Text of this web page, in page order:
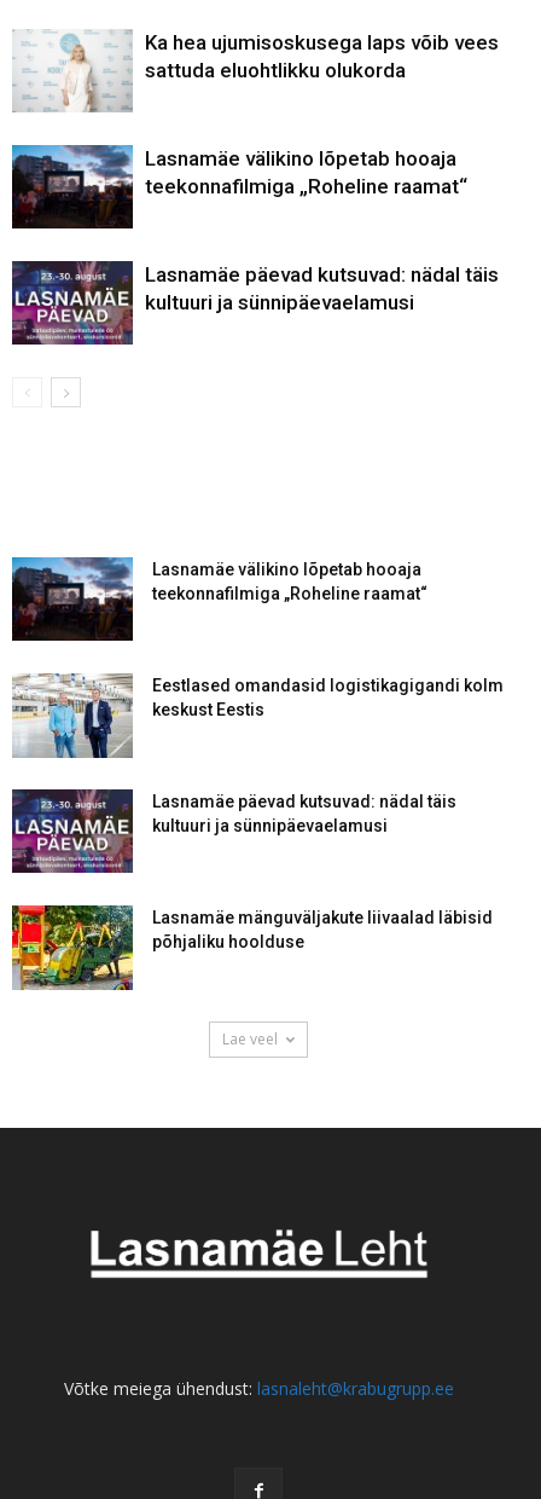
Ka hea ujumisoskusega laps võib vees
sattuda eluohtlikku olukorda
Lasnamäe välikino lõpetab hooaja
teekonnafilmiga „Roheline raamat“
Lasnamäe päevad kutsuvad: nädal täis
kultuuri ja sünnipäevaelamusi
Lasnamäe välikino lõpetab hooaja
teekonnafilmiga „Roheline raamat“
Eestlased omandasid logistikagigandi kolm
keskust Eestis
Lasnamäe päevad kutsuvad: nädal täis
kultuuri ja sünnipäevaelamusi
Lasnamäe mänguväljakute liivaalad läbisid
põhjaliku hoolduse
Lae veel
Võtke meiega ühendust: lasnaleht@krabugrupp.ee